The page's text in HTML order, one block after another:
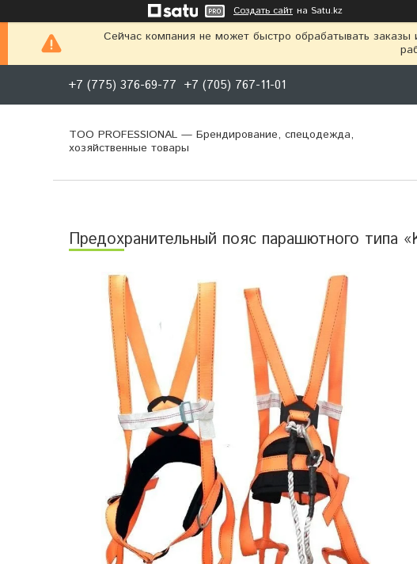
Создать сайт на Satu.kz
Сейчас компания не может быстро обрабатывать
+7 (775) 376-69-77 +7 (705) 767-11-01
ТОО PROFESSIONAL — Брендирование, спецодежда,
хозяйственные товары
Предохранительный пояс парашютного типа